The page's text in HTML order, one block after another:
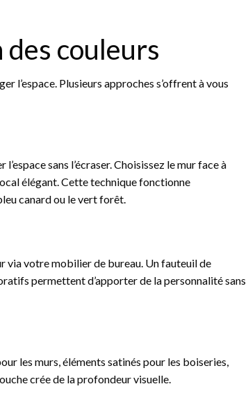
des couleurs
l’espace. Plusieurs approches s’offrent à vous
sans l’écraser. Choisissez le mur face à
élégant. Cette technique fonctionne
canard ou le vert forêt.
via votre mobilier de bureau. Un fauteuil de
permettent d’apporter de la personnalité sans
les murs, éléments satinés pour les boiseries,
crée de la profondeur visuelle.